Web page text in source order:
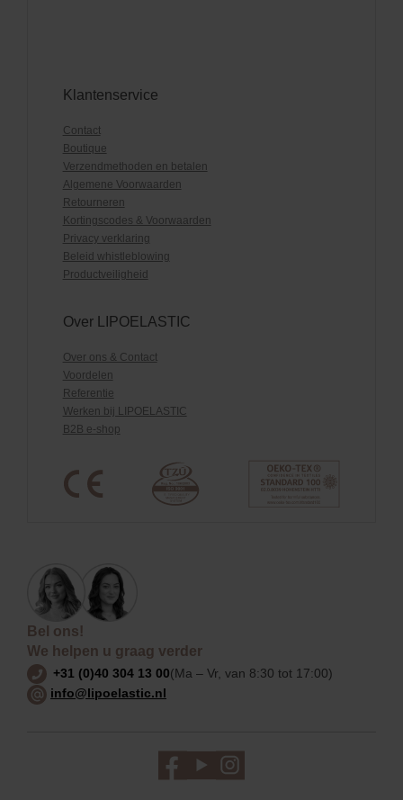
Klantenservice
Contact
Boutique
Verzendmethoden en betalen
Algemene Voorwaarden
Retourneren
Kortingscodes & Voorwaarden
Privacy verklaring
Beleid whistleblowing
Productveiligheid
Over LIPOELASTIC
Over ons & Contact
Voordelen
Referentie
Werken bij LIPOELASTIC
B2B e-shop
Bel ons!
We helpen u graag verder
+31 (0)40 304 13 00(Ma – Vr, van 8:30 tot 17:00)
info@lipoelastic.nl